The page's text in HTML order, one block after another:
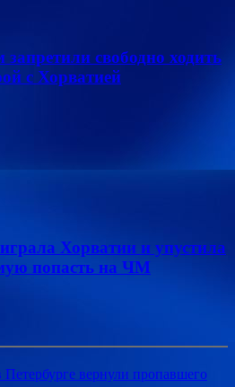
свободно ходить
с Хорватией
Хорватии и упустила
попасть на ЧМ
вернули пропавшего